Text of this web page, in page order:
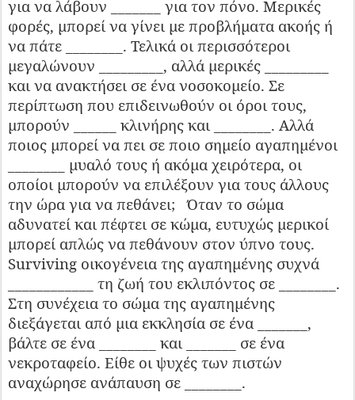
για να λάβουν _______ για τον πόνο. Μερικές
φορές, μπορεί να γίνει με προβλήματα ακοής ή
να πάτε ________. Τελικά οι περισσότεροι
μεγαλώνουν _________, αλλά μερικές _________
και να ανακτήσει σε ένα νοσοκομείο. Σε
περίπτωση που επιδεινωθούν οι όροι τους,
μπορούν ______ κλινήρης και ________. Αλλά
ποιος μπορεί να πει σε ποιο σημείο αγαπημένοι
________ μυαλό τους ή ακόμα χειρότερα, οι
οποίοι μπορούν να επιλέξουν για τους άλλους
την ώρα για να πεθάνει;
Όταν το σώμα
αδυνατεί και πέφτει σε κώμα, ευτυχώς μερικοί
μπορεί απλώς να πεθάνουν στον ύπνο τους.
Surviving οικογένεια της αγαπημένης συχνά
____________ τη ζωή του εκλιπόντος σε ________.
Στη συνέχεια το σώμα της αγαπημένης
διεξάγεται από μια εκκλησία σε ένα _______,
βάλτε σε ένα ________ και _______ σε ένα
νεκροταφείο. Είθε οι ψυχές των πιστών
αναχώρησε ανάπαυση σε ________.